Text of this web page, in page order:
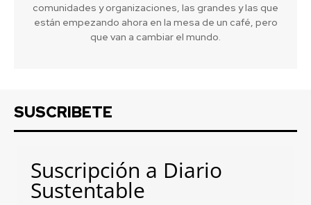
comunidades y organizaciones, las grandes y las que
están empezando ahora en la mesa de un café, pero
que van a cambiar el mundo.
SUSCRIBETE
Suscripción a Diario
Sustentable